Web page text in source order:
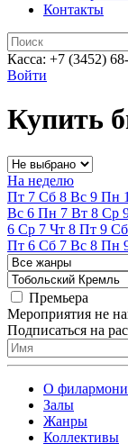
Контакты
Касса: +7 (3452)
Войти
Купить
На неделю
Пт 7 Сб 8 Вс 9 Пн
Вс 6 Пн 7 Вт 8 Ср
6 Ср 7 Чт 8 Пт 9 Сб
Пт 6 Сб 7 Вс 8 Пн
Премьера
Мероприятия не
Подписаться на
О
Залы
Жанры
Коллективы